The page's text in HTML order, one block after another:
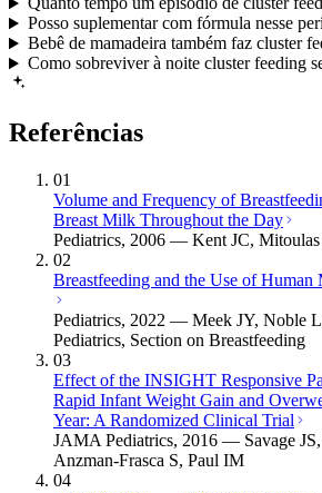
Posso suplementar com fórmula nesse
Bebê de mamadeira também faz cluster
Como sobreviver à noite cluster feeding
Referências
01
Volume and Frequency of
Breast Milk Throughout the Day
Pediatrics, 2006 — Kent JC,
02
Breastfeeding and the Use of
Pediatrics, 2022 — Meek JY, Noble
Pediatrics, Section on Breastfeeding
03
Effect of the INSIGHT Responsive
Rapid Infant Weight Gain and
Year: A Randomized Clinical Trial
JAMA Pediatrics, 2016 — Savage
Anzman-Frasca S, Paul IM
04